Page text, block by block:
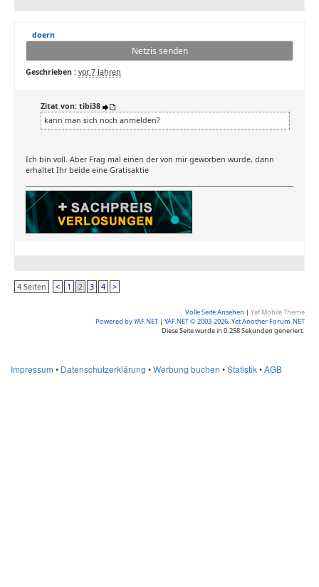
doern
Netzis senden
Geschrieben : vor 7 Jahren
Zitat von: tibi38
kann man sich noch anmelden?
Ich bin voll. Aber Frag mal einen der von mir geworben wurde, dann
erhaltet Ihr beide eine Gratisaktie
4 Seiten < 1 2 3 4 >
Volle Seite Ansehen | Yaf Mobile Theme
Powered by YAF.NET | YAF.NET © 2003-2026, Yet Another Forum.NET
Diese Seite wurde in 0.258 Sekunden generiert.
Impressum • Datenschutzerklärung •Werbung buchen •Statistik•AGB